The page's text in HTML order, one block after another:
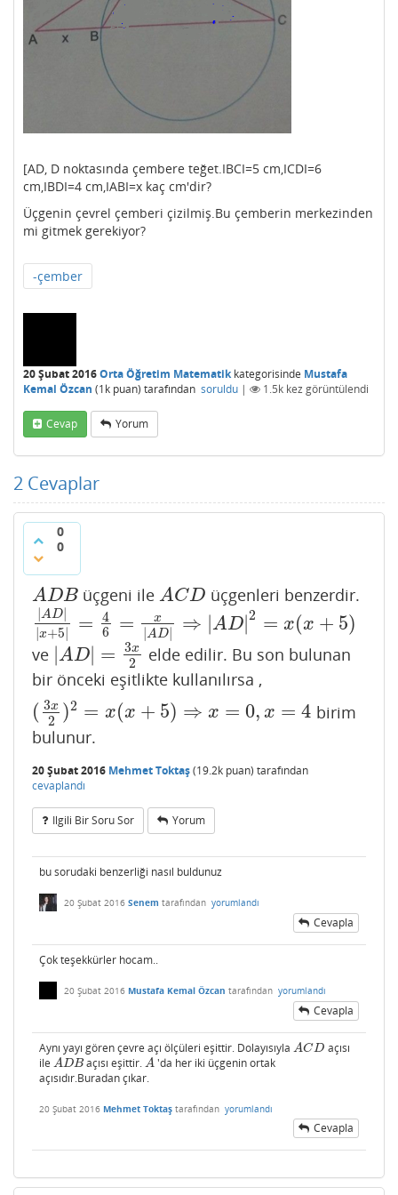
[AD, D noktasında çembere teğet.IBCI=5 cm,ICDI=6
cm,IBDI=4 cm,IABI=x kaç cm'dir?
Üçgenin çevrel çemberi çizilmiş.Bu çemberin merkezinden
mi gitmek gerekiyor?
-çember
20 Şubat 2016Orta Öğretim Matematikkategorisinde Mustafa
Kemal Özcan (1k puan) tarafından soruldu | 1.5k kez görüntülendi
Cevap Yorum
2 Cevaplar
0
0
ADB
ADB üçgeni ileACD
ACD üçgenleri benzerdir.
|AD|
|x+5| =
4
6
= x
|AD| ⇒ |AD|2 = x(x + 5)
|AD| |x+ 5| =46 =x|A D|⇒ |AD|2 =x( x+5)
ve |AD| = 3x
2
|AD| 3x 2
elde edilir. Bu son bulunan
bir önceki eşitlikte kullanılırsa ,
( 3x
2 )2 = x(x + 5) ⇒ x = 0, x = 4
(3x2 )2= x(x +5)⇒ x= 0,x =4
birim
bulunur.
20 Şubat 2016 Mehmet Toktaş(19.2k puan) tarafından
cevaplandı
Ilgili Bir Soru Sor Yorum
bu sorudaki benzerliği nasıl buldunuz
20 Şubat 2016 Senem tarafından yorumlandı
Cevapla
Çok teşekkürler hocam..
20 Şubat 2016 Mustafa Kemal Özcan tarafından yorumlandı
Cevapla
Aynı yayı gören çevre açı ölçüleri eşittir. Dolayısıyla ACD
ACD
açısı
ile ADB
ADB açısı eşittir. A
A 'da her iki üçgenin ortak
açısıdır.Buradan çıkar.
20 Şubat 2016 Mehmet Toktaş tarafından yorumlandı
Cevapla